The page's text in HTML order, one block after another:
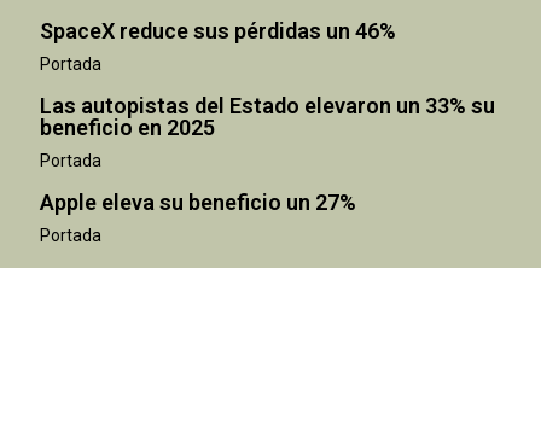
SpaceX reduce sus pérdidas un 46%
Portada
Las autopistas del Estado elevaron un 33% su
beneficio en 2025
Portada
Apple eleva su beneficio un 27%
Portada